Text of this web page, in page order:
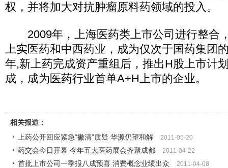
权，并将加大对抗肿瘤原料药领域的投入。
2009年，上海医药类上市公司进行整合
上实医药和中西药业，成为仅次于国药集团
年,新上药完成资产重组后，推出H股上市计
成，成为医药行业首单A+H上市的企业。
相关报道：
上药公开回应紧急“撇清”质疑 华源仍望和解
2011-05-20
药交会今日开幕 今年五大医药展会齐聚成都 2011-04-22
首批上市公司一季报八成预喜 消费概念业绩出众 2011-04-08